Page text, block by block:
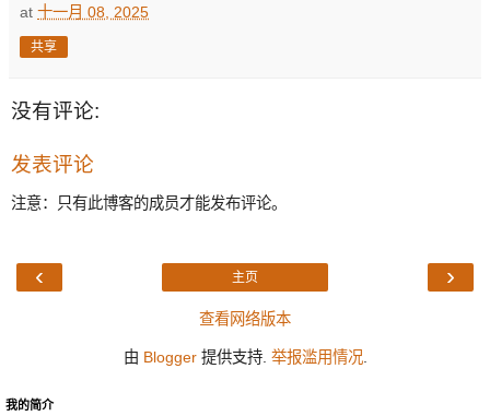
at 十一月 08, 2025
共享
没有评论:
发表评论
注意：只有此博客的成员才能发布评论。
‹ ›
主页
查看网络版本
由 Blogger提供支持. 举报滥用情况.
我的简介